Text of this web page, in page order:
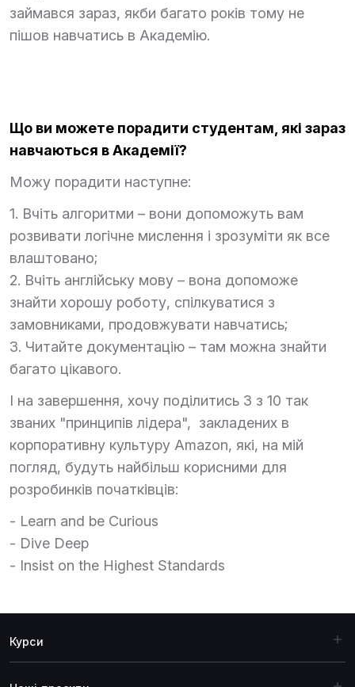
займався зараз, якби багато років тому не
пішов навчатись в Академію.
Що ви можете порадити студентам, які зараз
навчаються в Академії?
Можу порадити наступне:
1. Вчіть алгоритми – вони допоможуть вам
розвивати логічне мислення і зрозуміти як все
влаштовано;
2. Вчіть англійську мову – вона допоможе
знайти хорошу роботу, спілкуватися з
замовниками, продовжувати навчатись;
3. Читайте документацію – там можна знайти
багато цікавого.
І на завершення, хочу поділитись 3 з 10 так
званих "принципів лідера", закладених в
корпоративну культуру Amazon, які, на мій
погляд, будуть найбільш корисними для
розробинків початківців:
- Learn and be Curious
- Dive Deep
- Insist on the Highest Standards
Курси